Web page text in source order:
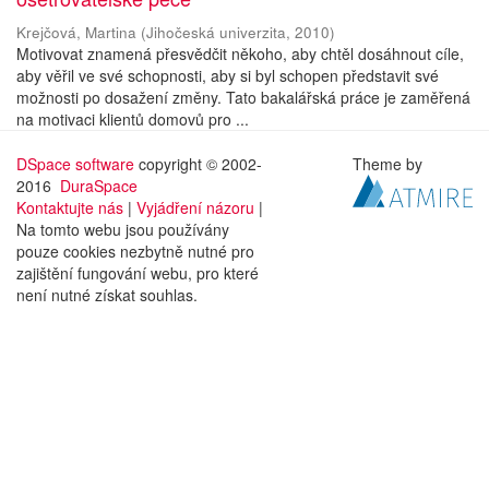
Krejčová, Martina (Jihočeská univerzita, 2010)
Motivovat znamená přesvědčit někoho, aby chtěl dosáhnout cíle,
aby věřil ve své schopnosti, aby si byl schopen představit své
možnosti po dosažení změny. Tato bakalářská práce je zaměřená
na motivaci klientů domovů pro ...
DSpace software copyright © 2002-
2016 DuraSpace
Kontaktujte nás | Vyjádření názoru |
Na tomto webu jsou používány
pouze cookies nezbytně nutné pro
zajištění fungování webu, pro které
není nutné získat souhlas.
Theme by